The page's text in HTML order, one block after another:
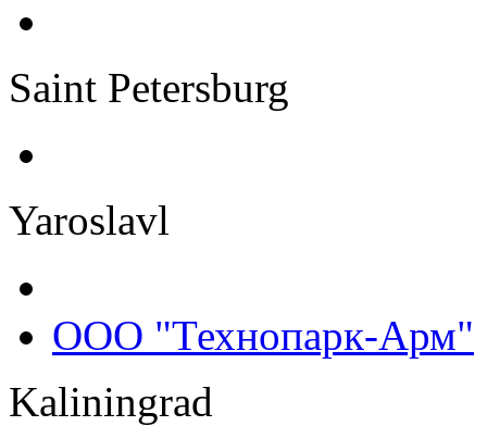
Saint Petersburg
Yaroslavl
ООО "Технопарк-Арм"
Kaliningrad